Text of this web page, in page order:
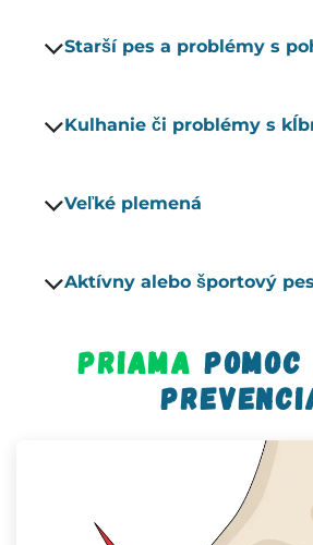
Starší pes a problémy s
Kulhanie či problémy s
Veľké plemená
Aktívny alebo športový pes
Priama pomoc